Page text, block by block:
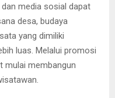
media sosial dapat
desa, budaya
yang dimiliki
luas. Melalui promosi
mulai membangun